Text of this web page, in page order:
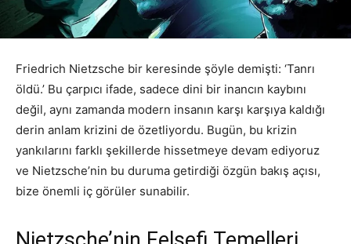
Friedrich Nietzsche bir keresinde şöyle demişti: ‘Tanrı
öldü.’ Bu çarpıcı ifade, sadece dini bir inancın kaybını
değil, aynı zamanda modern insanın karşı karşıya kaldığı
derin anlam krizini de özetliyordu. Bugün, bu krizin
yankılarını farklı şekillerde hissetmeye devam ediyoruz
ve Nietzsche’nin bu duruma getirdiği özgün bakış açısı,
bize önemli iç görüler sunabilir.